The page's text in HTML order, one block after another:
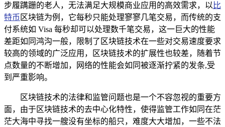
步履蹒跚的老人，无法满足大规模商业应用的高效需求，以 比
特币 区块链为例，它每秒只能处理寥寥几笔交易，而传统的支
付系统如 Visa 每秒却可以处理数千笔交易，这一巨大的性能
差距如同鸿沟一般，限制了区块链技术在一些对交易速度要求
较高的领域的广泛应用，区块链技术的扩展性也较差，随着节
点数量的不断增加，网络的性能会如同被逐渐拧紧的发条,受
到严重影响。
区块链技术的法律和监管问题也是一个不容忽视的重要方
面，由于区块链技术的去中心化特性，使得监管工作如同在茫
茫大海中寻找一艘没有坐标的船只，难度大大增加，一些不法